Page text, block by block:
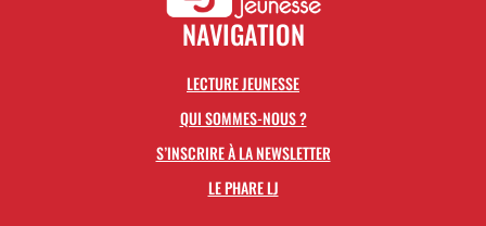
NAVIGATION
LECTURE JEUNESSE
QUI SOMMES-NOUS ?
S’INSCRIRE À LA NEWSLETTER
LE PHARE LJ